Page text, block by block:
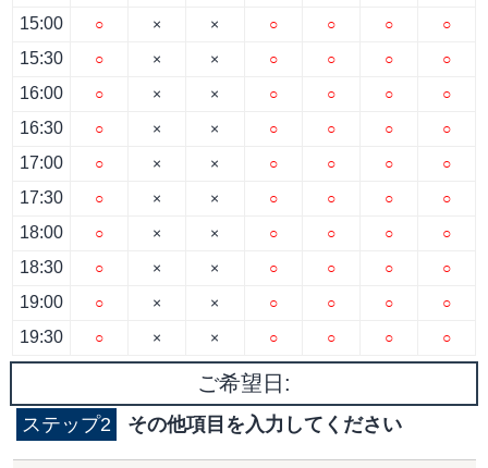
15:00
15:30
16:00
16:30
17:00
17:30
18:00
18:30
19:00
19:30
○
○
○
○
○
○
○
○
○
○
×
×
×
×
×
×
×
×
×
×
×
×
×
×
×
×
×
×
×
×
○
○
○
○
○
○
○
○
○
○
○
○
○
○
○
○
○
○
○
○
○
○
○
○
○
○
○
○
○
○
○
○
○
○
○
○
○
○
○
○
ご希望日:
ステップ2 その他項目を入力してください